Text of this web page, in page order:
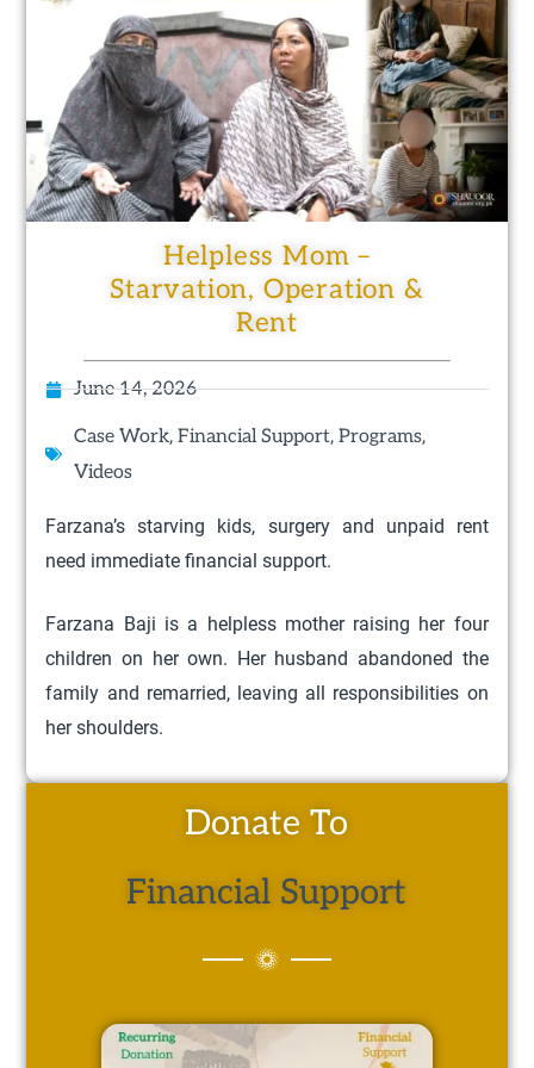
Helpless Mom –
Starvation, Operation &
Rent
June 14, 2026
Case Work,Financial Support,Programs,
Videos
Farzana’s starving kids, surgery and unpaid rent
need immediate financial support.
Farzana Baji is a helpless mother raising her four
children on her own. Her husband abandoned the
family and remarried, leaving all responsibilities on
her shoulders.
Donate To
Financial Support